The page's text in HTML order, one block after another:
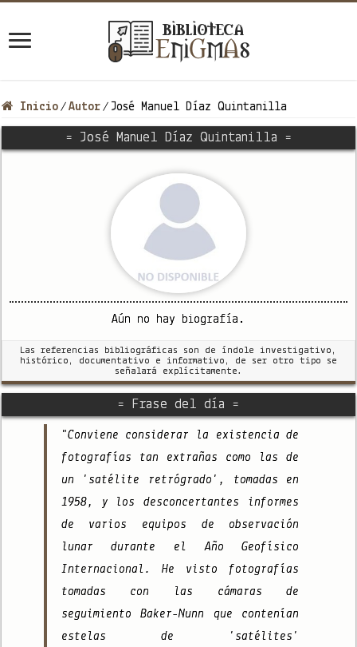
Inicio / Autor / José Manuel Díaz Quintanilla
= José Manuel Díaz Quintanilla =
Aún no hay biografía.
Las referencias bibliográficas son de índole investigativo,
histórico, documentativo e informativo, de ser otro tipo se
señalará explícitamente.
= Frase del día =
"Conviene considerar la existencia de
fotografías tan extrañas como las de
un 'satélite retrógrado', tomadas en
1958, y los desconcertantes informes
de varios equipos de observación
lunar durante el Año Geofísico
Internacional. He visto fotografías
tomadas con las cámaras de
seguimiento Baker-Nunn que contenían
estelas de 'satélites'